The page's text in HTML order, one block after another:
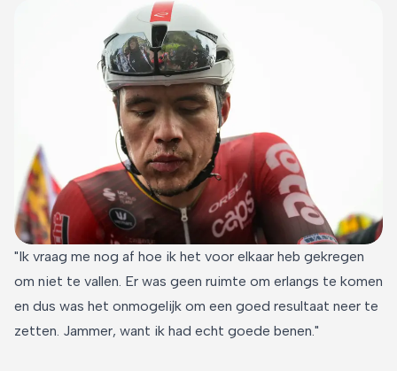
"Ik vraag me nog af hoe ik het voor elkaar heb gekregen
om niet te vallen. Er was geen ruimte om erlangs te komen
en dus was het onmogelijk om een goed resultaat neer te
zetten. Jammer, want ik had echt goede benen."